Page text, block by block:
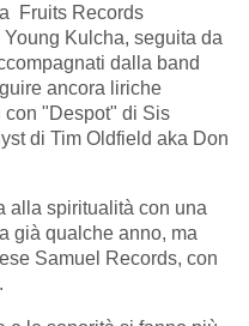
Fruits Records
Kulcha, seguita da
dalla band
ancora liriche
"Despot" di Sis
di Tim Oldfield aka Don
alla spiritualità con una
già qualche anno, ma
Samuel Records, con